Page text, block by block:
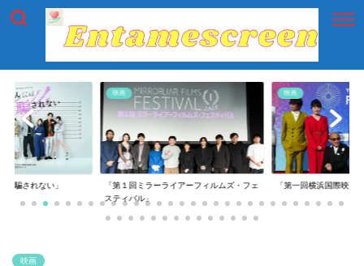
は騙されない」
映画
「第１回ミラーライアーフィルムズ・フェ
スティバル」
映画
「第一回横浜国際映画
映画